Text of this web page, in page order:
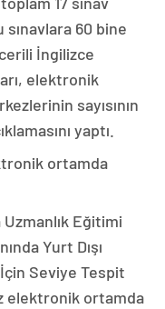
60 bine
İngilizce
elektronik
sayısının
yaptı.
ortamda
Uzmanlık Eğitimi
Yurt Dışı
Seviye Tespit
elektronik ortamda